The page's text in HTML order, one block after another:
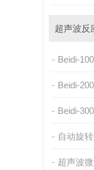
超声波反
Beidi-
Beidi-
Beidi-
自动旋
超声波